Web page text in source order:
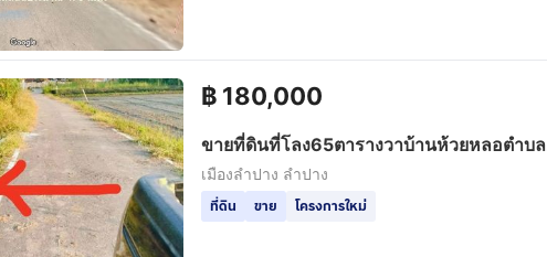
฿ 180,000
ขายที่ดินที่โลง65ตารางวาบ้านห้วยหลอตำบล
ชมพูอำเภอเมืองจังหวัดลำปางห่างจากตัวเมือง
ลำปางไป8กิโลมีไฟฟ้ามีน้ำประปาติดถนนลูกรัง
ราคา180000โทร080968
เมืองลำปาง ลำปาง
ที่ดิน ขาย โครงการใหม่